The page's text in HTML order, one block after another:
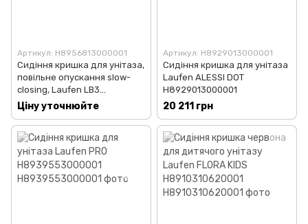
Артикул: H8956813000001
Сидіння кришка для унітаза,
повільне опускання slow-
closing, Laufen LB3
H8956813000001
Ціну уточнюйте
Артикул: H8929013000001
Сидіння кришка для унітаза
Laufen ALESSI DOT
H8929013000001
20 211 грн